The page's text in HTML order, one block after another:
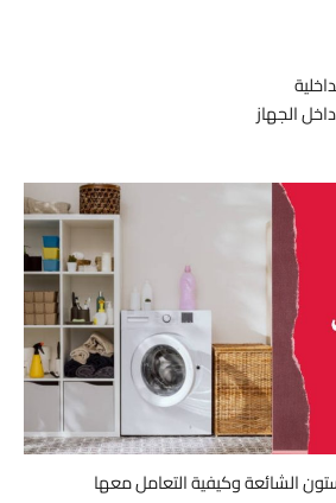
الجهاز
الشائعة وكيفية التعامل معها